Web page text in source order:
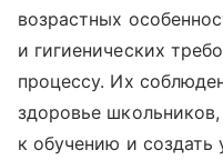
возрастных
и гигиенических
процессу. Их
здоровье
к обучению и создать